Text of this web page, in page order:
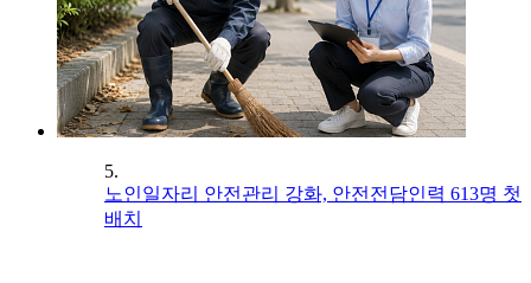
5.
노인일자리 안전관리 강화, 안전전담인력 613명 첫
배치